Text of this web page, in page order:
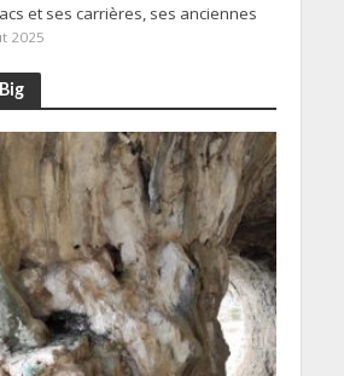
et ses carrières, ses anciennes
2025